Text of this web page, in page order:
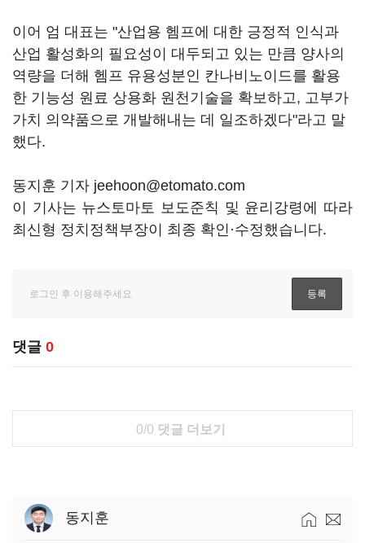
이어 엄 대표는 "산업용 헴프에 대한 긍정적 인식과
산업 활성화의 필요성이 대두되고 있는 만큼 양사의
역량을 더해 헴프 유용성분인 칸나비노이드를 활용
한 기능성 원료 상용화 원천기술을 확보하고, 고부가
가치 의약품으로 개발해내는 데 일조하겠다"라고 말
했다.
동지훈 기자 jeehoon@etomato.com
이 기사는 뉴스토마토 보도준칙 및 윤리강령에 따라
최신형 정치정책부장이 최종 확인·수정했습니다.
댓글 0
0/0 댓글 더보기
동지훈